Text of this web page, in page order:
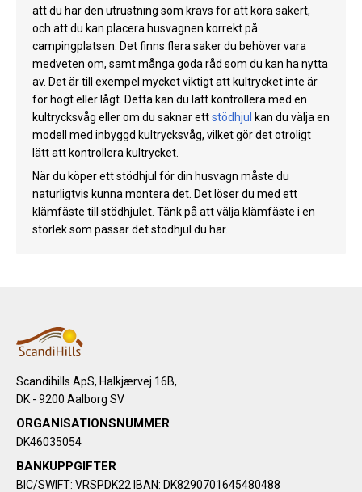
att du har den utrustning som krävs för att köra säkert,
och att du kan placera husvagnen korrekt på
campingplatsen. Det finns flera saker du behöver vara
medveten om, samt många goda råd som du kan ha nytta
av. Det är till exempel mycket viktigt att kultrycket inte är
för högt eller lågt. Detta kan du lätt kontrollera med en
kultrycksvåg eller om du saknar ettstödhjul kan du välja en
modell med inbyggd kultrycksvåg, vilket gör det otroligt
lätt att kontrollera kultrycket.
När du köper ett stödhjul för din husvagn måste du
naturligtvis kunna montera det. Det löser du med ett
klämfäste till stödhjulet. Tänk på att välja klämfäste i en
storlek som passar det stödhjul du har.
Scandihills ApS, Halkjærvej 16B,
DK - 9200 Aalborg SV
ORGANISATIONSNUMMER
DK46035054
BANKUPPGIFTER
BIC/SWIFT: VRSPDK22 IBAN: DK8290701645480488